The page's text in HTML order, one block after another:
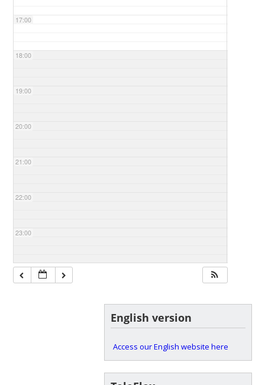
17:00
18:00
19:00
20:00
21:00
22:00
23:00
English version
Access our English website here